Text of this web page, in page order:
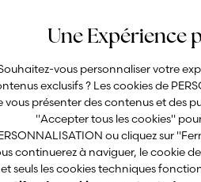
Scarica la
Une Expérience
vous personnaliser votre
exclusifs ? Les cookies de
vous présenter des contenus et des
"Accepter tous les cookies"
ou cliquez sur
continuerez à naviguer, le cookie
et seuls les cookies techniques